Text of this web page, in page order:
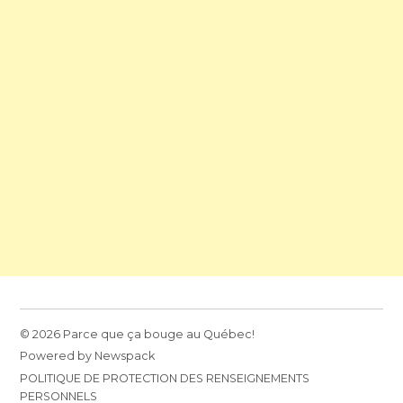
© 2026 Parce que ça bouge au Québec!
Powered by Newspack
POLITIQUE DE PROTECTION DES RENSEIGNEMENTS
PERSONNELS